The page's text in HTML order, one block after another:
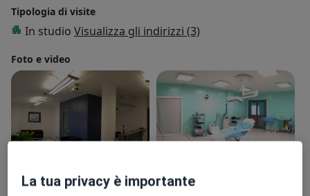
Tipologia di visite
In studio Visualizza gli indirizzi (3)
Foto e video
Visualizza galleria (2)
La tua privacy è importante